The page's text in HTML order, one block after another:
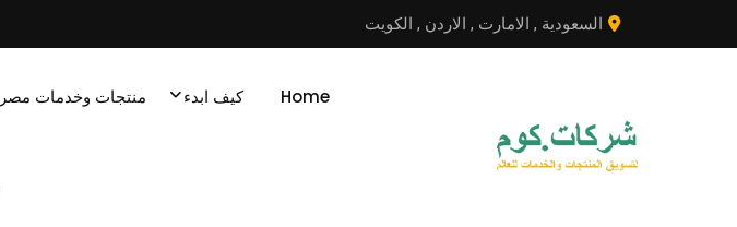
إلى
السعودية , الامارت , الاردن , الكويت
Home كيف ابدء منتجات وخدمات مصر